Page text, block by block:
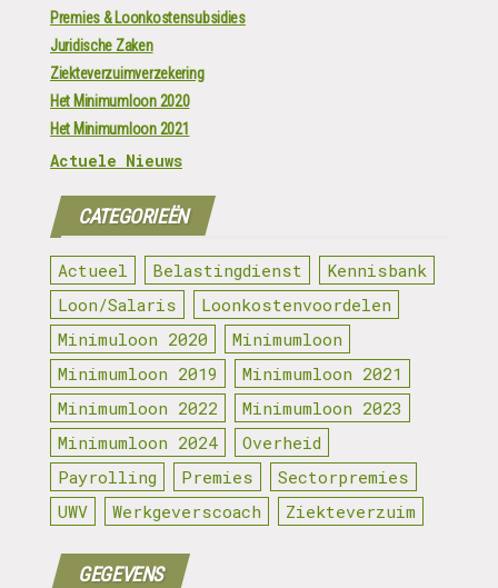
Premies & Loonkostensubsidies
Juridische Zaken
Ziekteverzuimverzekering
Het Minimumloon 2020
Het Minimumloon 2021
Actuele Nieuws
CATEGORIEËN
Actueel Belastingdienst
Kennisbank
Loon/Salaris
Loonkostenvoordelen
Minimuloon 2020
Minimumloon
Minimumloon 2019
Minimumloon 2021
Minimumloon 2022
Minimumloon 2023
Minimumloon 2024
Overheid
Payrolling
Premies
Sectorpremies
UWV
Werkgeverscoach Ziekteverzuim
GEGEVENS